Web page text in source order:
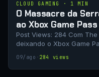
CLOUD GAMING · 1 MIN
O Massacre da
ao Xbox Game
Post Views: 284 Com
deixando o Xbox Game
09/ago · 284 views